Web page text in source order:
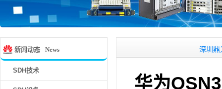
新闻动态 News
SDH技术
深圳鼎为网络
华为